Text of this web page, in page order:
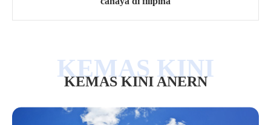
KEMAS KINI ANERN